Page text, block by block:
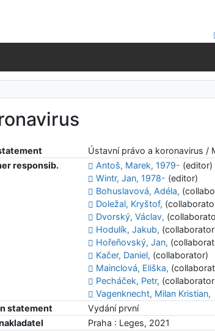
Ústavní právo a koronavirus /
responsib.
Antoš, Marek, 1979- (editor)
Wintr, Jan, 1978- (editor)
Bohuslavová, Adéla,
Doležal, Kryštof,
Dvorský, Václav,
Hodulík, Jakub,
Hořeňovský, Jan,
Kačer, Daniel, (collaborator)
Mainclová, Eliška,
Pecháček, Petr,
Vagenknecht, Milan Kristian,
statement
Vydání první
Praha : Leges, 2021